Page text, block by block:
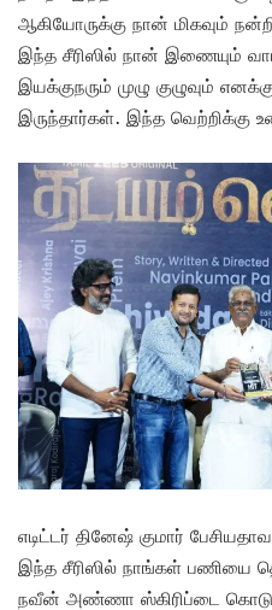
ஆகியோருக்கு நான் மிகவும்
இந்த சீரிஸில் நான் இணையும்
இயக்குநரும் முழு குழுவும்
இருந்தார்கள். இந்த வெற்றிக்கு
எடிட்டர் தினேஷ் குமார்
இந்த சீரிஸில் நாங்கள் பணியை
நவீன் அண்ணா ஸ்கிரிப்டை